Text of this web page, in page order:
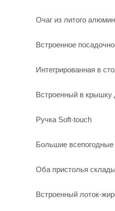
Очаг из литого
Встроенное
Интегрированная в
Встроенный в крышку
Ручка Soft-touch
Большие всепогодные
Оба пристолья
Встроенный лоток-